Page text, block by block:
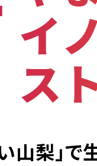
山梨」